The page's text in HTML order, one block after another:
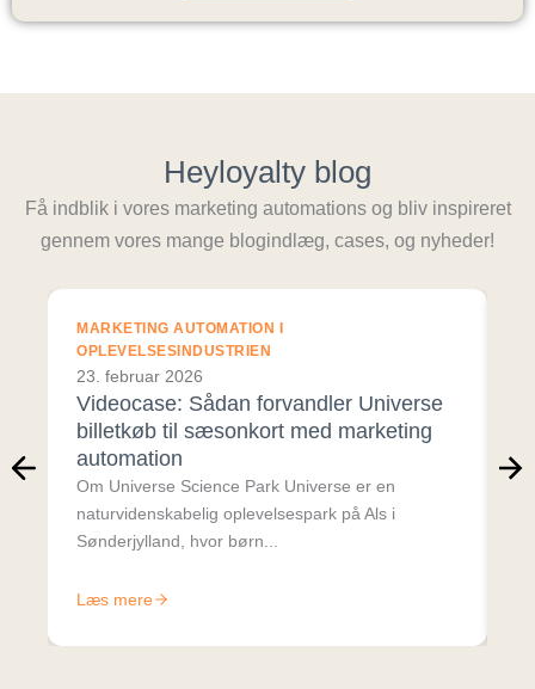
Heyloyalty blog
Få indblik i vores marketing automations og bliv inspireret
gennem vores mange blogindlæg, cases, og nyheder!
MARKETING AUTOMATION I
OPLEVELSESINDUSTRIEN
23. februar 2026
Videocase: Sådan forvandler Universe
billetkøb til sæsonkort med marketing
automation
Om Universe Science Park Universe er en
naturvidenskabelig oplevelsespark på Als i
Sønderjylland, hvor børn...
Læs mere